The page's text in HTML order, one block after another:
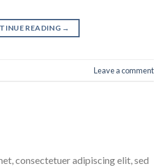
READING →
Leave a comment
consectetuer adipiscing elit, sed